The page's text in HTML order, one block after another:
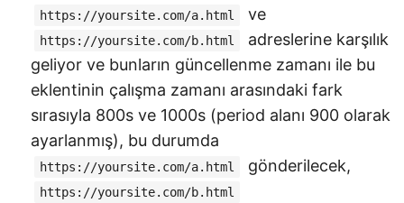
https://yoursite.com/a.html ve
https://yoursite.com/b.html
adreslerine karşılık
geliyor ve bunların güncellenme zamanı ile bu
eklentinin çalışma zamanı arasındaki fark
sırasıyla 800s ve 1000s (period alanı 900 olarak
ayarlanmış), bu durumda
https://yoursite.com/a.html gönderilecek,
https://yoursite.com/b.html